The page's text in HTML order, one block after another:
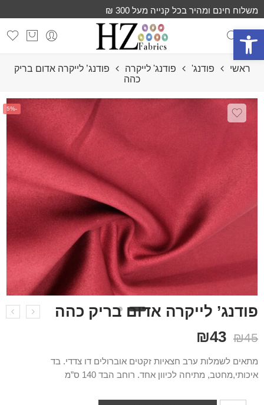
פתח סרגל נגישות
משלוח חינם ומהיר בכל קנייה מעל 300 ₪
ראשי פודנג' פודנג' לייקרה
פודנג’ לייקרה אדום בריק
כהה
-5%
פודנג’ לייקרה אדום בריק כהה
₪45
₪43
מתאים לשמלות ערב חצאיות זקטים אוברולים דו צדדי. בד
איכותי,מחטב, מתיחה לכיוון אחד. רוחב הבד 140 ס”מ